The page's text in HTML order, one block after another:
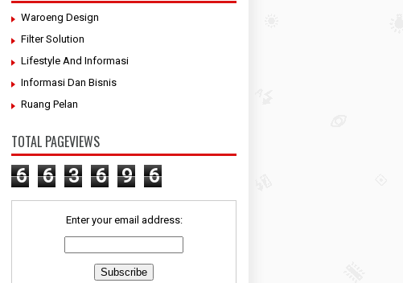
Waroeng Design
Filter Solution
Lifestyle And Informasi
Informasi Dan Bisnis
Ruang Pelan
TOTAL PAGEVIEWS
6 6 3 6 9 6
Enter your email address: